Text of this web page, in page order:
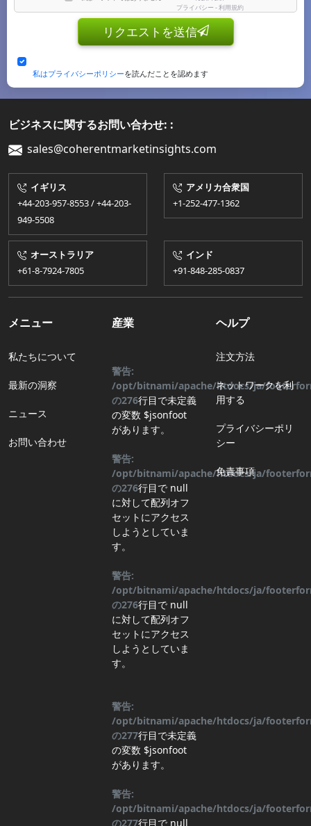
プライバシー - 利用規約
リクエストを送信
私はプライバシーポリシーを読んだことを認めます
ビジネスに関するお問い合わせ: :
sales@coherentmarketinsights.com
イギリス
+44-203-957-8553 / +44-203-
949-5508
アメリカ合衆国
+1-252-477-1362
オーストラリア
+61-8-7924​​-7805
インド
+91-848-285-0837
メニュー
私たちについて
最新の洞察
ニュース
お問い合わせ
産業
警告:
/opt/bitnami/apache/htdocs/ja/
の276行目で未定義
の変数 $jsonfoot
があります。
警告:
/opt/bitnami/apache/htdocs/ja/
の276行目で null
に対して配列オフ
セットにアクセス
しようとしていま
す。
警告:
/opt/bitnami/apache/htdocs/ja/
の276行目で null
に対して配列オフ
セットにアクセス
しようとしていま
す。
警告:
/opt/bitnami/apache/htdocs/ja/
の277行目で未定義
の変数 $jsonfoot
があります。
警告:
/opt/bitnami/apache/htdocs/ja/
の277行目で null
ヘルプ
注文方法
ネットワークを利
用する
プライバシーポリ
シー
免責事項